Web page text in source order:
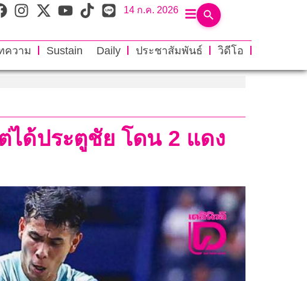
14 ก.ค. 2026
ความ Sustain Daily ประชาสัมพันธ์
วิดีโอ
ต่ได้ประตูชัย โดน 2 แดง